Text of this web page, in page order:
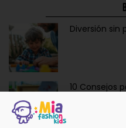
Diversión sin
10 Consejos